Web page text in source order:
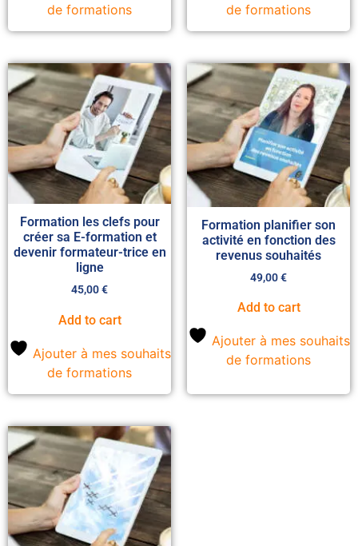
de formations
de formations
Formation les clefs pour
créer sa E-formation et
devenir formateur-trice en
ligne
45,00€
Add to cart
Ajouter à mes souhaits
de formations
Formation planifier son
activité en fonction des
revenus souhaités
49,00€
Add to cart
Ajouter à mes souhaits
de formations